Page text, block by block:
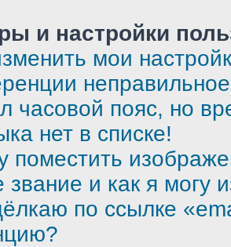
и настройки
мои
часовой пояс, но
нет в списке!
поместить
звание и как я могу
по ссылке